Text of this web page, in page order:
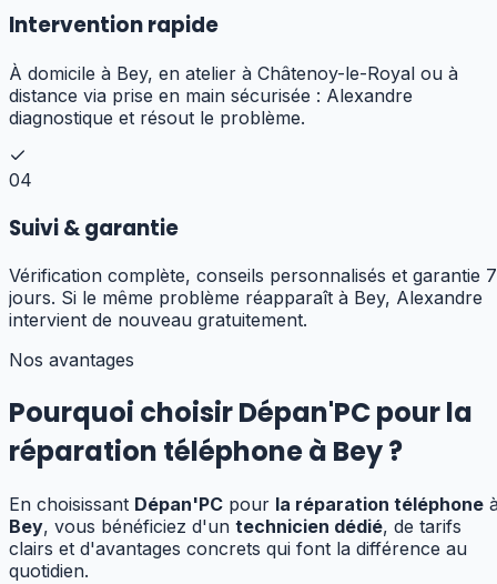
Intervention rapide
À domicile à Bey, en atelier à Châtenoy-le-Royal ou à
distance via prise en main sécurisée : Alexandre
diagnostique et résout le problème.
04
Suivi & garantie
Vérification complète, conseils personnalisés et garantie 7
jours. Si le même problème réapparaît à Bey, Alexandre
intervient de nouveau gratuitement.
Nos avantages
Pourquoi choisir Dépan'PC pourla
réparation téléphoneà Bey?
En choisissant Dépan'PC pour la réparation téléphone
Bey, vous bénéficiez d'un technicien dédié, de tarifs
clairs et d'avantages concrets qui font la différence au
quotidien.